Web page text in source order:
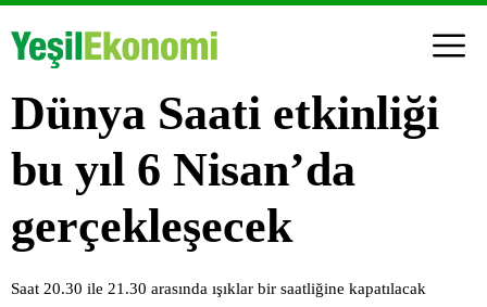
Dünya Saati etkinliği
bu yıl 6 Nisan’da
gerçekleşecek
Saat 20.30 ile 21.30 arasında ışıklar bir saatliğine kapatılacak